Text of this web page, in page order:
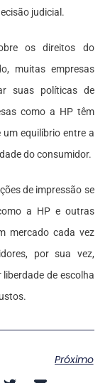
judicial.
os direitos do
muitas empresas
suas políticas de
como a HP têm
equilíbrio entre a
do consumidor.
de impressão se
a HP e outras
mercado cada vez
por sua vez,
de escolha
Próximo